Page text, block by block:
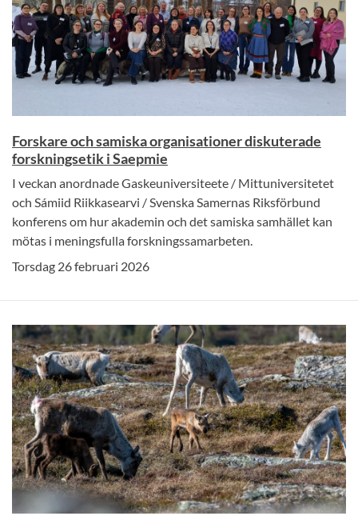
Forskare och samiska organisationer diskuterade
forskningsetik i Saepmie
I veckan anordnade Gaskeuniversiteete / Mittuniversitetet
och Sámiid Riikkasearvi / Svenska Samernas Riksförbund
konferens om hur akademin och det samiska samhället kan
mötas i meningsfulla forskningssamarbeten.
Torsdag 26 februari 2026